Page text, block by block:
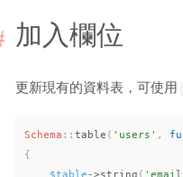
加入欄位
更新現有的資料表，可使用
Schema :: table ( 'users' ,
{